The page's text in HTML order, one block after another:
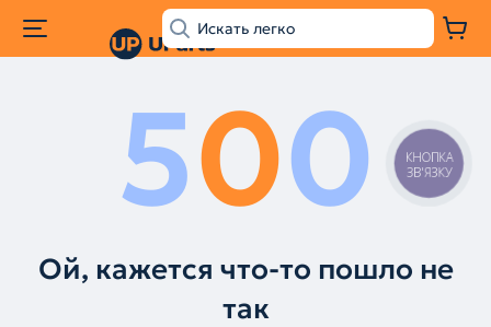
500
Ой, кажется что-то пошло не
так
КНОПКА
ЗВ'ЯЗКУ